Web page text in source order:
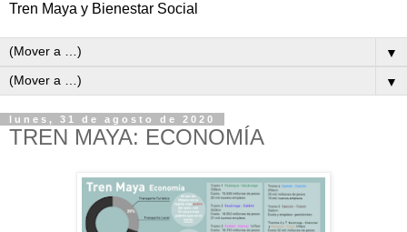
Tren Maya y Bienestar Social
▼
▼
lunes, 31 de agosto de 2020
TREN MAYA: ECONOMÍA